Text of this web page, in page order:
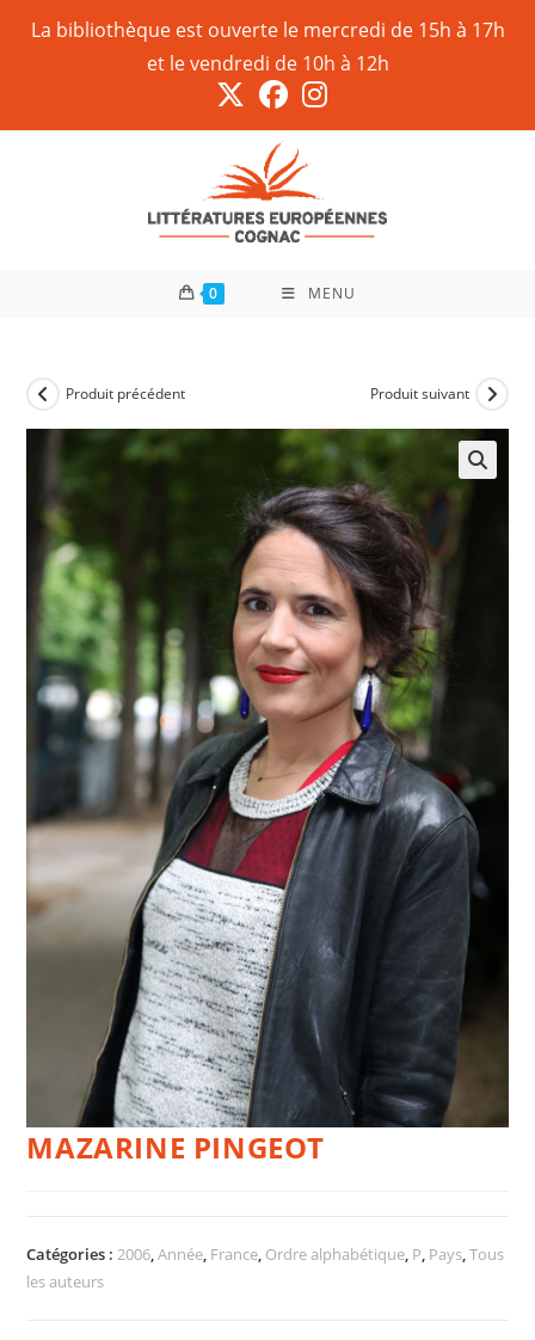
La bibliothèque est ouverte le mercredi de 15h à 17h
et le vendredi de 10h à 12h
0 MENU
Produit précédent Produit suivant
MAZARINE PINGEOT
Catégories :2006,Année, France, Ordre alphabétique, P, Pays,Tous
les auteurs